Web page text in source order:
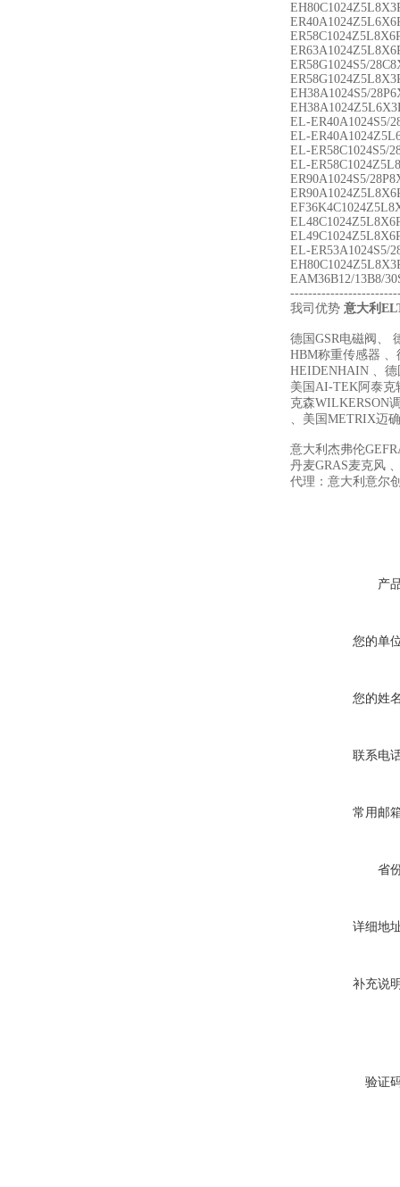
ER58G1024S5/
EH38A1024S5/
EL-ER40A1024S5/
EL-
EL-ER58C1024S5/
EL-
ER90A1024S5/
EL-ER53A1024S5/
EAM36B12/13B8/
我司优势 意大利
德国GSR电磁阀、
HBM称重传感器
HEIDENHAIN 、德
美国AI-TEK阿泰克
克森WILKERSON
、美国METRIX迈确
意大利杰弗伦
丹麦GRAS麦克风
代理：意大利意尔
产
您的单
您的姓
联系电
常用邮
省
详细地
补充说
验证